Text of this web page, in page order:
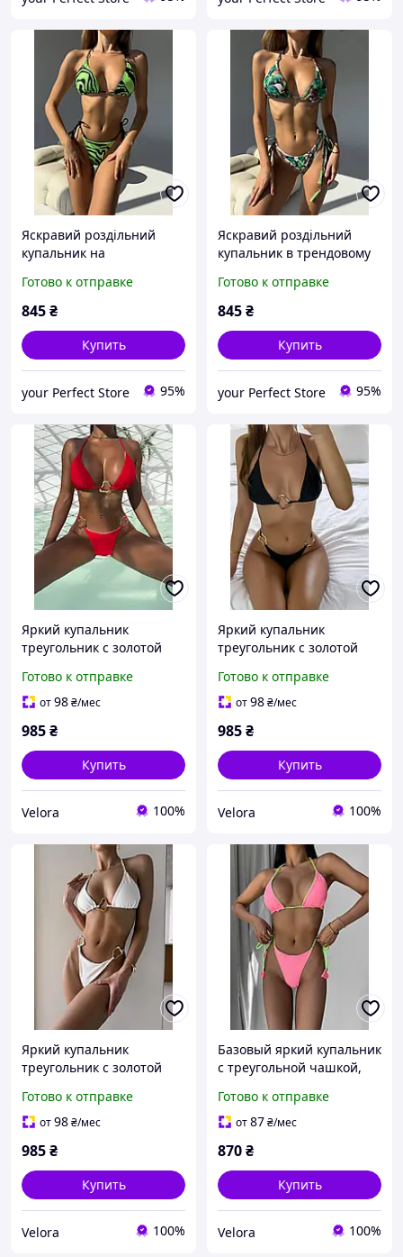
Яскравий роздільний
купальник на
Готово к отправке
845₴
Купить
your Perfect Store 95%
Яскравий роздільний
купальник в трендовому
Готово к отправке
845₴
Купить
your Perfect Store 95%
Яркий купальник
треугольник с золотой
Раздельный купальник с
треугольной чашкой
Готово к отправке
от98₴/мес
985₴
Купить
Velora 100%
Яркий купальник
треугольник с золотой
Раздельный женский
купальник с треугольной
Готово к отправке
от98₴/мес
985₴
Купить
Velora 100%
Яркий купальник
треугольник с золотой
Раздельный купальник с
треугольной чашкой
Готово к отправке
от98₴/мес
985₴
Купить
Velora 100%
Базовый яркий купальник
с треугольной чашкой,
женский купальник с
треугольной чашкой
Готово к отправке
от87₴/мес
870₴
Купить
Velora 100%